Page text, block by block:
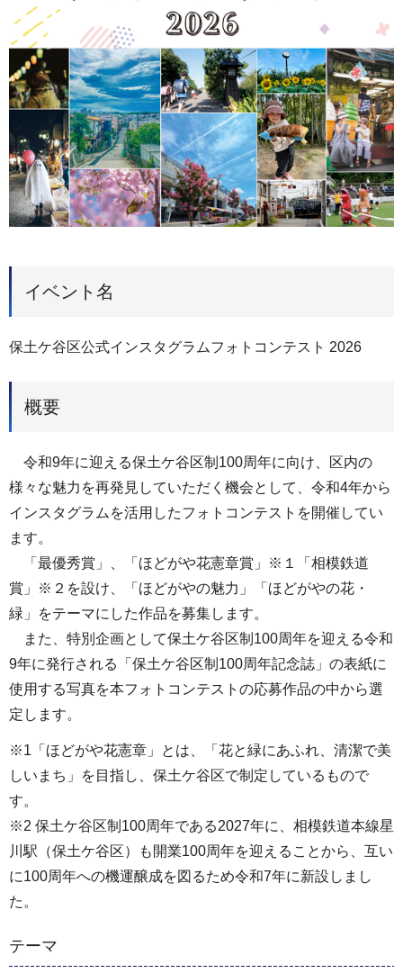
イベント名
保土ケ谷区公式インスタグラムフォトコンテスト 2026
概要
令和9年に迎える保土ケ谷区制100周年に向け、区内の
様々な魅力を再発見していただく機会として、令和4年から
インスタグラムを活用したフォトコンテストを開催してい
ます。
「最優秀賞」、「ほどがや花憲章賞」※１「相模鉄道
賞」※２を設け、「ほどがやの魅力」「ほどがやの花・
緑」をテーマにした作品を募集します。
また、特別企画として保土ケ谷区制100周年を迎える令和
9年に発行される「保土ケ谷区制100周年記念誌」の表紙に
使用する写真を本フォトコンテストの応募作品の中から選
定します。
※1「ほどがや花憲章」とは、「花と緑にあふれ、清潔で美
しいまち」を目指し、保土ケ谷区で制定しているもので
す。
※2 保土ケ谷区制100周年である2027年に、相模鉄道本線星
川駅（保土ケ谷区）も開業100周年を迎えることから、互い
に100周年への機運醸成を図るため令和7年に新設しまし
た。
テーマ